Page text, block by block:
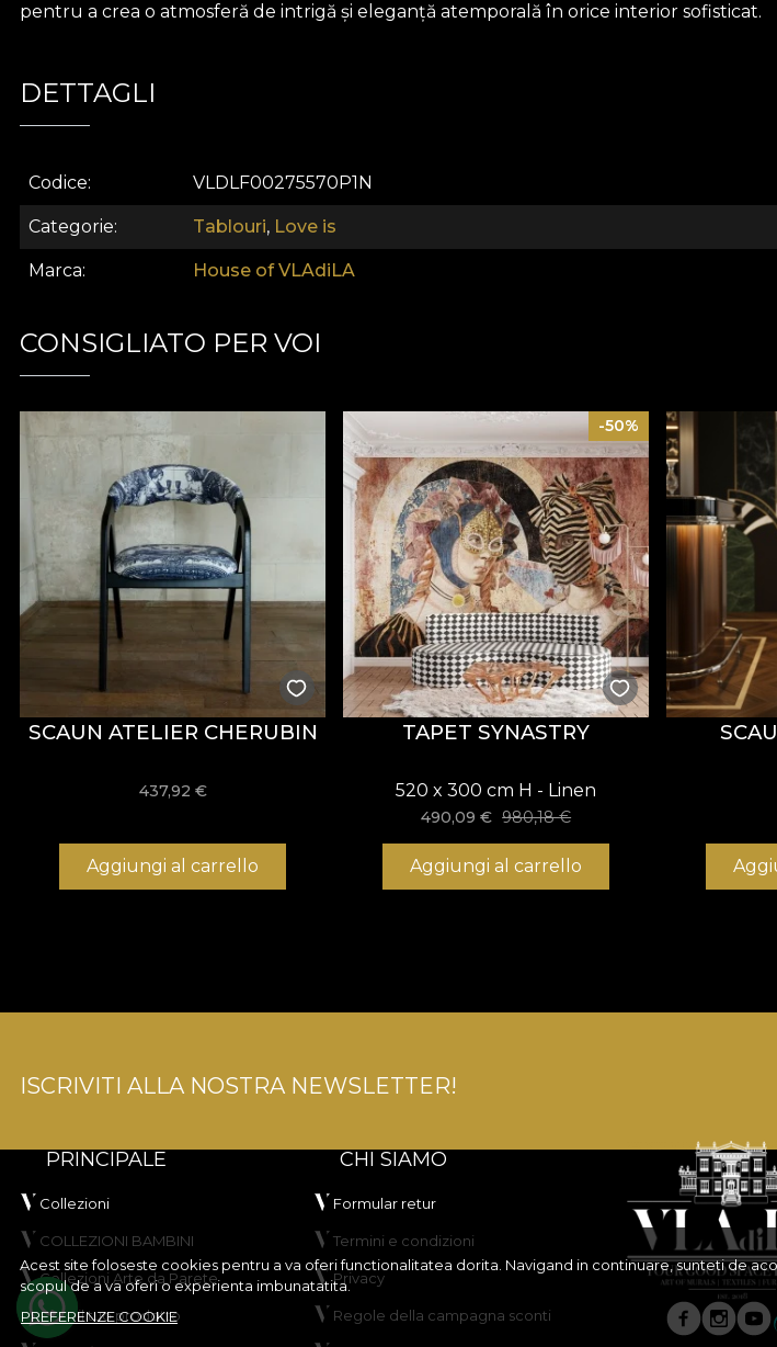
pentru a crea o atmosferă de intrigă și eleganță atemporală în orice interior sofisticat.
DETTAGLI
Codice VLDLF00275570P1N
Categorie Tablouri, Love is
Marca House of VLAdiLA
CONSIGLIATO PER VOI
SCAUN ATELIER CHERUBIN
437,92 €
Aggiungi al carrello
-50%
TAPET SYNASTRY
520 x 300 cm H - Linen
490,09 € 980,18€
Aggiungi al carrello
Acest site foloseste cookies pentru a va oferi functionalitatea dorita. Navigand in continuare, sunteti de
scopul de a va oferi o experienta imbunatatita.
PREFERENZE COOKIE
ISCRIVITI ALLA NOSTRA NEWSLETTER!
PRINCIPALE
Collezioni
COLLEZIONI BAMBINI
Collezioni Arte da Parete
Crea il tuo prodotto
CHI SIAMO
Formular retur
Termini e condizioni
Privacy
Regole della campagna sconti